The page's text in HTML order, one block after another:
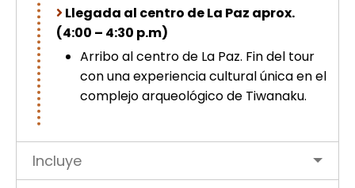
Llegada al centro de La Paz aprox.
(4:00 – 4:30 p.m)
Arribo al centro de La Paz. Fin del tour
con una experiencia cultural única en el
complejo arqueológico de Tiwanaku.
Incluye